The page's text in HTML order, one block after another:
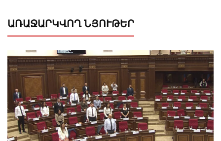
ԱՌԱՋԱՐԿՎՈՂ ՆՅՈՒԹԵՐ